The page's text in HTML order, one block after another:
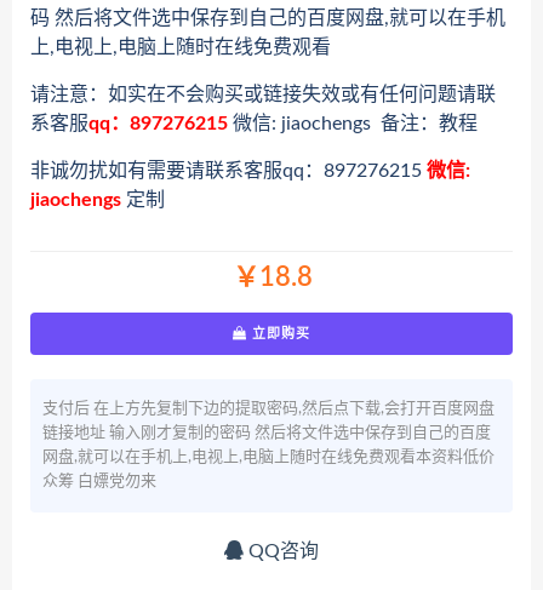
码 然后将文件选中保存到自己的百度网盘,就可以在手机
上,电视上,电脑上随时在线免费观看
请注意：如实在不会购买或链接失效或有任何问题请联
系客服qq：897276215 微信: jiaochengs 备注：教程
非诚勿扰如有需要请联系客服qq：897276215 微信:
jiaochengs 定制
￥18.8
立即购买
支付后 在上方先复制下边的提取密码,然后点下载,会打开百度网盘
链接地址 输入刚才复制的密码 然后将文件选中保存到自己的百度
网盘,就可以在手机上,电视上,电脑上随时在线免费观看本资料低价
众筹 白嫖党勿来
QQ咨询